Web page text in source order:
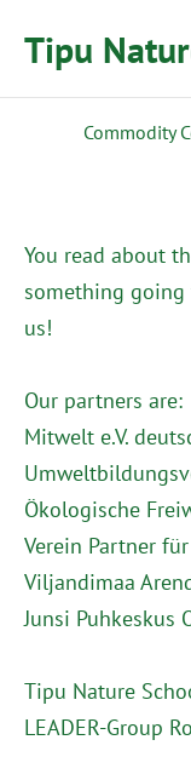
Tipu
Commodity
You read about
something going
us!
Our partners are:
Mitwelt e.V.
Ökologische
Verein Partner
Viljandimaa
Junsi Puhkeskus
Tipu Nature
LEADER-Group